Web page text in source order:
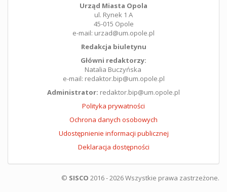
Urząd Miasta Opola
ul. Rynek 1 A
45-015 Opole
e-mail: urzad@um.opole.pl
Redakcja biuletynu
Główni redaktorzy:
Natalia Buczyńska
e-mail: redaktor.bip@um.opole.pl
Administrator: redaktor.bip@um.opole.pl
Polityka prywatności
Ochrona danych osobowych
Udostępnienie informacji publicznej
Deklaracja dostępności
© SISCO 2016 - 2026 Wszystkie prawa zastrzeżone.